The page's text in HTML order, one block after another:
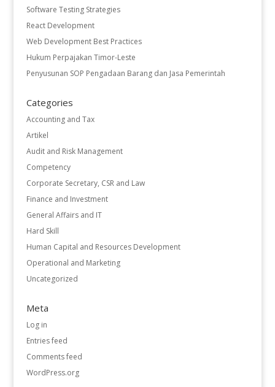
Software Testing Strategies
React Development
Web Development Best Practices
Hukum Perpajakan Timor-Leste
Penyusunan SOP Pengadaan Barang dan Jasa Pemerintah
Categories
Accounting and Tax
Artikel
Audit and Risk Management
Competency
Corporate Secretary, CSR and Law
Finance and Investment
General Affairs and IT
Hard Skill
Human Capital and Resources Development
Operational and Marketing
Uncategorized
Meta
Log in
Entries feed
Comments feed
WordPress.org